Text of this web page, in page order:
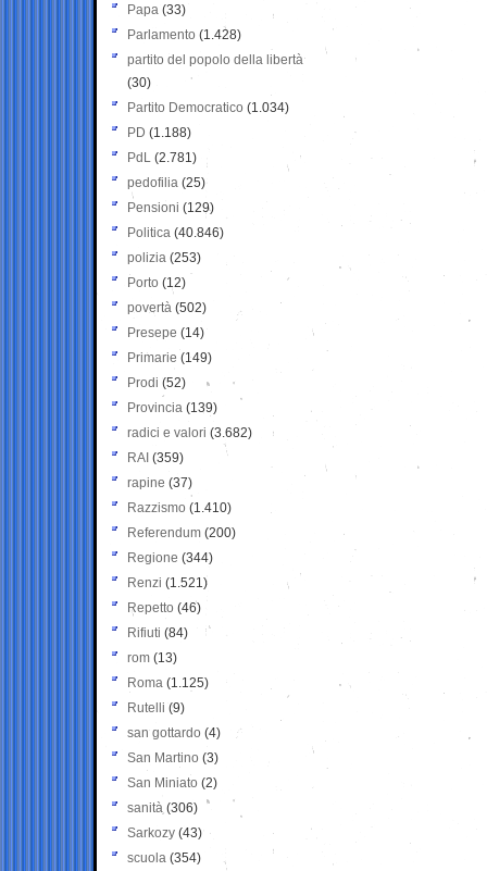
Papa (33)
Parlamento (1.428)
partito del popolo della libertà
(30)
Partito Democratico (1.034)
PD (1.188)
PdL (2.781)
pedofilia (25)
Pensioni (129)
Politica (40.846)
polizia (253)
Porto (12)
povertà (502)
Presepe (14)
Primarie (149)
Prodi (52)
Provincia (139)
radici e valori (3.682)
RAI (359)
rapine (37)
Razzismo (1.410)
Referendum (200)
Regione (344)
Renzi (1.521)
Repetto (46)
Rifiuti (84)
rom (13)
Roma (1.125)
Rutelli (9)
san gottardo (4)
San Martino (3)
San Miniato (2)
sanità (306)
Sarkozy (43)
scuola (354)